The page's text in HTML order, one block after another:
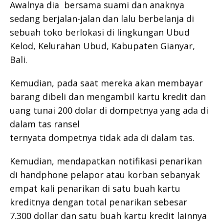
Awalnya dia bersama suami dan anaknya
sedang berjalan-jalan dan lalu berbelanja di
sebuah toko berlokasi di lingkungan Ubud
Kelod, Kelurahan Ubud, Kabupaten Gianyar,
Bali.
Kemudian, pada saat mereka akan membayar
barang dibeli dan mengambil kartu kredit dan
uang tunai 200 dolar di dompetnya yang ada di
dalam tas ransel
ternyata dompetnya tidak ada di dalam tas.
Kemudian, mendapatkan notifikasi penarikan
di handphone pelapor atau korban sebanyak
empat kali penarikan di satu buah kartu
kreditnya dengan total penarikan sebesar
7.300 dollar dan satu buah kartu kredit lainnya